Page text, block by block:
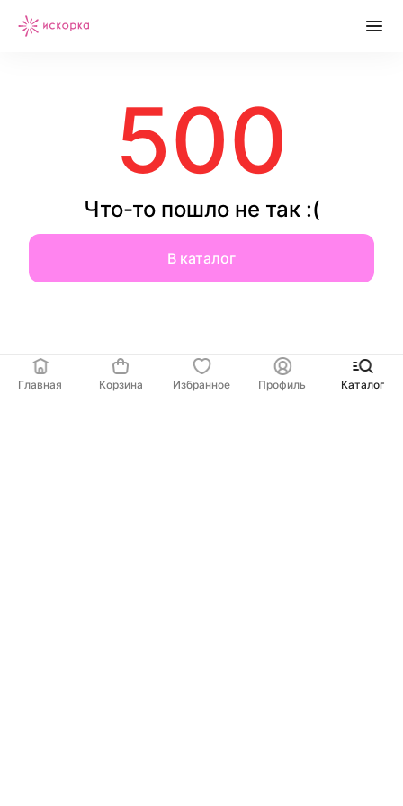
500
Что-то пошло не так :(
В каталог
Главная Корзина Избранное Профиль Каталог